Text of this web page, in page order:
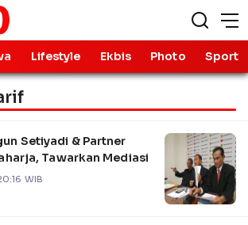
Lifestyle Ekbis Photo Sport
Setiyadi & Partner
Tawarkan Mediasi
WIB